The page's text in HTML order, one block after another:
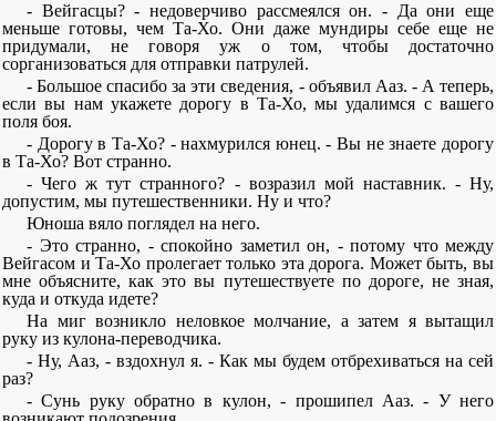
- Вейгасцы? - недоверчиво рассмеялся он. - Да они еще
меньше готовы, чем Та-Хо. Они даже мундиры себе еще не
придумали, не говоря уж о том, чтобы достаточно
сорганизоваться для отправки патрулей.
- Большое спасибо за эти сведения, - объявил Ааз. - А теперь,
если вы нам укажете дорогу в Та-Хо, мы удалимся с вашего
поля боя.
- Дорогу в Та-Хо? - нахмурился юнец. - Вы не знаете дорогу
в Та-Хо? Вот странно.
- Чего ж тут странного? - возразил мой наставник. - Ну,
допустим, мы путешественники. Ну и что?
Юноша вяло поглядел на него.
- Это странно, - спокойно заметил он, - потому что между
Вейгасом и Та-Хо пролегает только эта дорога. Может быть, вы
мне объясните, как это вы путешествуете по дороге, не зная,
куда и откуда идете?
На миг возникло неловкое молчание, а затем я вытащил
руку из кулона-переводчика.
- Ну, Ааз, - вздохнул я. - Как мы будем отбрехиваться на сей
раз?
- Сунь руку обратно в кулон, - прошипел Ааз. - У него